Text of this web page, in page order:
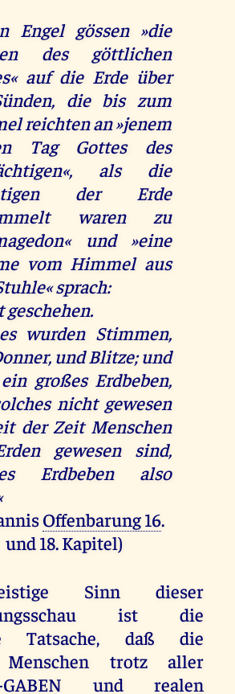
Engel gössen »die
des göttlichen
auf die Erde über
die bis zum
reichten an »jenem
Tag Gottes des
als die
der Erde
waren zu
und »eine
vom Himmel aus
sprach:
geschehen.
wurden Stimmen,
und Blitze; und
großes Erdbeben,
nicht gewesen
der Zeit Menschen
gewesen sind,
Erdbeben also
Offenbarung 16.
und 18. Kapitel)
Sinn dieser
ist die
Tatsache, daß die
Menschen trotz aller
GABEN und realen